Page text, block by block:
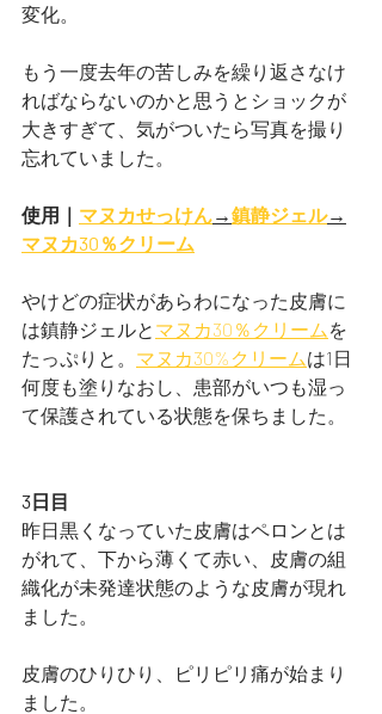
変化。
もう一度去年の苦しみを繰り返さなけ
ればならないのかと思うとショックが
大きすぎて、気がついたら写真を撮り
忘れていました。
使用｜ マヌカせっけん →鎮静ジェル→
マヌカ30％クリーム
やけどの症状があらわになった皮膚に
は鎮静ジェルと マヌカ30％クリーム を
たっぷりと。 マヌカ30%クリームは1日
何度も塗りなおし、患部がいつも湿っ
て保護されている状態を保ちました。
3日目
昨日黒くなっていた皮膚はペロンとは
がれて、下から薄くて赤い、皮膚の組
織化が未発達状態のような皮膚が現れ
ました。
皮膚のひりひり、ピリピリ痛が始まり
ました。